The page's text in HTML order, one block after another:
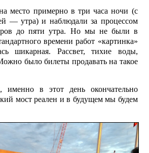
место примерно в три часа ночи (с
— утра) и наблюдали за процессом
до пяти утра. Но мы не были в
времени работ «картинка»
шикарная. Рассвет, тихие воды,
было билеты продавать на такое
именно в этот день окончательно
мост реален и в будущем мы будем